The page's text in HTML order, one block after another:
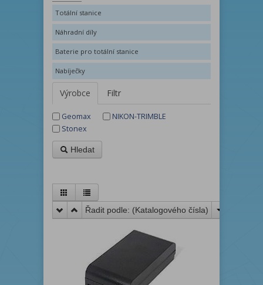
Totální stanice
Náhradní díly
Baterie pro totální stanice
Nabíječky
Výrobce Filtr
Geomax
NIKON-TRIMBLE
Stonex
Hledat
Řadit podle: (Katalogového čísla)